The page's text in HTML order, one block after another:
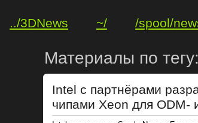
../3DNews ~/ /spool/
Материалы по
Intel с партнёрами
чипами Xeon для ODM-